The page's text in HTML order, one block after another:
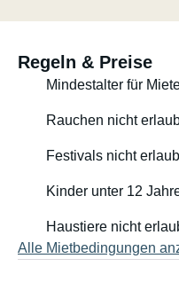
Regeln & Preise
Mindestalter für
Rauchen nicht
Festivals nicht
Kinder unter 12
Haustiere nicht
Alle Mietbedingungen